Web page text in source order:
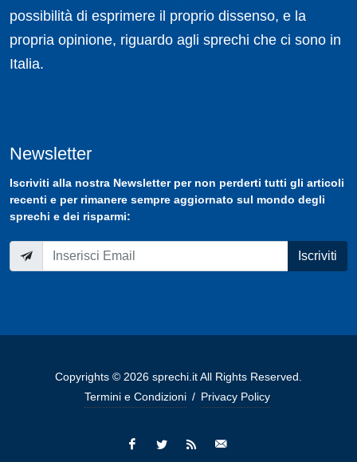
possibilità di esprimere il proprio dissenso, e la
propria opinione, riguardo agli sprechi che ci sono in
Italia.
Newsletter
Iscriviti alla nostra Newsletterper non perderti tutti gli articoli
recenti e per rimanere sempre aggiornato sul mondo degli
sprechi e dei risparmi:
Iscriviti
Copyrights © 2026 sprechi.it All Rights Reserved.
Termini e Condizioni / Privacy Policy